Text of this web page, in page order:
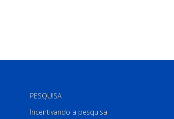
PESQUISA
Incentivando a pesquisa